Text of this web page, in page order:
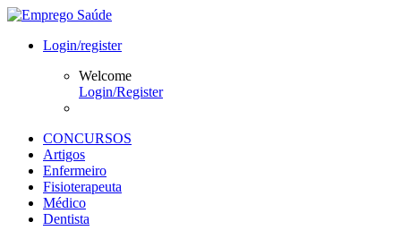
Login/register
Welcome
Login/Register
CONCURSOS
Artigos
Enfermeiro
Fisioterapeuta
Médico
Dentista